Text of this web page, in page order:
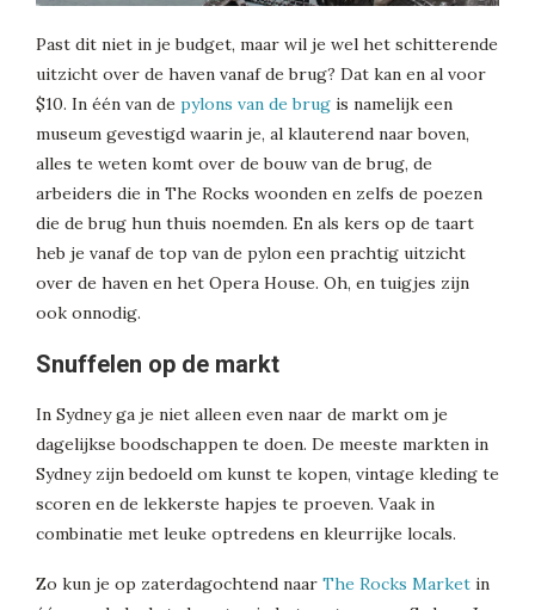
Past dit niet in je budget, maar wil je wel het schitterende
uitzicht over de haven vanaf de brug? Dat kan en al voor
$10. In één van de pylons van de brug is namelijk een
museum gevestigd waarin je, al klauterend naar boven,
alles te weten komt over de bouw van de brug, de
arbeiders die in The Rocks woonden en zelfs de poezen
die de brug hun thuis noemden. En als kers op de taart
heb je vanaf de top van de pylon een prachtig uitzicht
over de haven en het Opera House. Oh, en tuigjes zijn
ook onnodig.
Snuffelen op de markt
In Sydney ga je niet alleen even naar de markt om je
dagelijkse boodschappen te doen. De meeste markten in
Sydney zijn bedoeld om kunst te kopen, vintage kleding te
scoren en de lekkerste hapjes te proeven. Vaak in
combinatie met leuke optredens en kleurrijke locals.
Zo kun je op zaterdagochtend naar The Rocks Market in